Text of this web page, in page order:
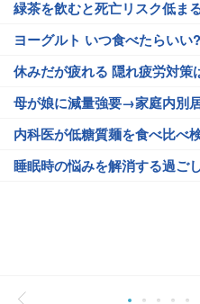
緑茶を飲むと死亡リスク低ま
ヨーグルト いつ食べたらいい?
休みだが疲れる 隠れ疲労対策
母が娘に減量強要→家庭内別
内科医が低糖質麺を食べ比べ
睡眠時の悩みを解消する過ご